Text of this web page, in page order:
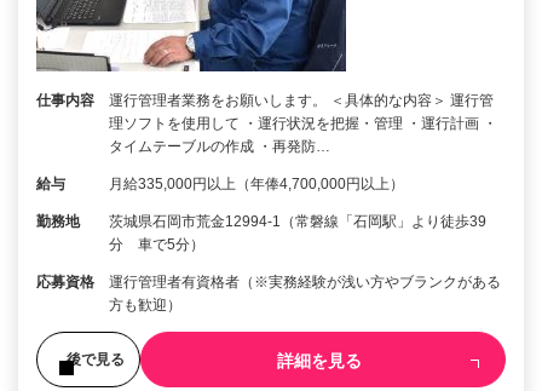
仕事内容
運行管理者業務をお願いします。 ＜具体的な内容＞ 運行管
理ソフトを使用して ・運行状況を把握・管理 ・運行計画 ・
タイムテーブルの作成 ・再発防…
給与 月給335,000円以上（年俸4,700,000円以上）
勤務地
茨城県石岡市荒金12994-1（常磐線「石岡駅」より徒歩39
分 車で5分）
応募資格
運行管理者有資格者（※実務経験が浅い方やブランクがある
方も歓迎）
後で見る 詳細を見る